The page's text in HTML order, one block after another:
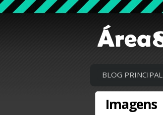
BLOG PRINCIPAL
Imagens